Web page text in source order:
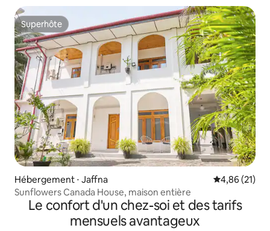
Superhôte
Superhôte
Hébergement ⋅ Jaffna Évaluation
4,86 (21)
Sunflowers Canada House, maison entière
Le confort d'un chez-soi et des tarifs
mensuels avantageux